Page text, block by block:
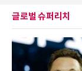
글로벌 슈퍼리치